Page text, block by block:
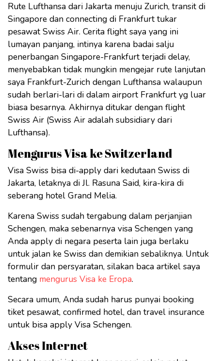
Rute Lufthansa dari Jakarta menuju Zurich, transit di
Singapore dan connecting di Frankfurt tukar
pesawat Swiss Air. Cerita flight saya yang ini
lumayan panjang, intinya karena badai salju
penerbangan Singapore-Frankfurt terjadi delay,
menyebabkan tidak mungkin mengejar rute lanjutan
saya Frankfurt-Zurich dengan Lufthansa walaupun
sudah berlari-lari di dalam airport Frankfurt yg luar
biasa besarnya. Akhirnya ditukar dengan flight
Swiss Air (Swiss Air adalah subsidiary dari
Lufthansa).
Mengurus Visa ke Switzerland
Visa Swiss bisa di-apply dari kedutaan Swiss di
Jakarta, letaknya di Jl. Rasuna Said, kira-kira di
seberang hotel Grand Melia.
Karena Swiss sudah tergabung dalam perjanjian
Schengen, maka sebenarnya visa Schengen yang
Anda apply di negara peserta lain juga berlaku
untuk jalan ke Swiss dan demikian sebaliknya. Untuk
formulir dan persyaratan, silakan baca artikel saya
tentang mengurus Visa ke Eropa.
Secara umum, Anda sudah harus punyai booking
tiket pesawat, confirmed hotel, dan travel insurance
untuk bisa apply Visa Schengen.
Akses Internet